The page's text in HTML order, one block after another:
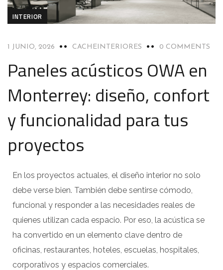
INTERIOR
1 JUNIO, 2026 CACHEINTERIORES 0 COMMENTS
Paneles acústicos OWA en
Monterrey: diseño, confort
y funcionalidad para tus
proyectos
En los proyectos actuales, el diseño interior no solo
debe verse bien. También debe sentirse cómodo,
funcional y responder a las necesidades reales de
quienes utilizan cada espacio. Por eso, la acústica se
ha convertido en un elemento clave dentro de
oficinas, restaurantes, hoteles, escuelas, hospitales,
corporativos y espacios comerciales.